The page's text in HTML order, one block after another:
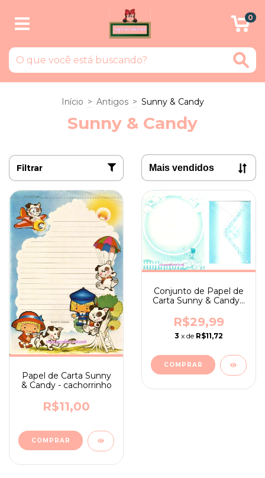
0
Início > Antigos > Sunny & Candy
Sunny & Candy
Filtrar
Papel de Carta Sunny
& Candy - cachorrinho
R$11,00
Conjunto de Papel de
Carta Sunny & Candy -
Recortada
Graficamente
R$29,99
3 x de R$11,72